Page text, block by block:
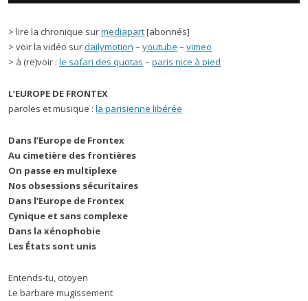
> lire la chronique surmediapart[abonnés]
> voir la vidéo surdailymotion – youtube – vimeo
> à (re)voir : le safari des quotas – paris nice à pied
L’EUROPE DE FRONTEX
paroles et musique : la parisienne libérée
Dans l’Europe de Frontex
Au cimetière des frontières
On passe en multiplexe
Nos obsessions sécuritaires
Dans l’Europe de Frontex
Cynique et sans complexe
Dans la xénophobie
Les États sont unis
Entends-tu, citoyen
Le barbare mugissement